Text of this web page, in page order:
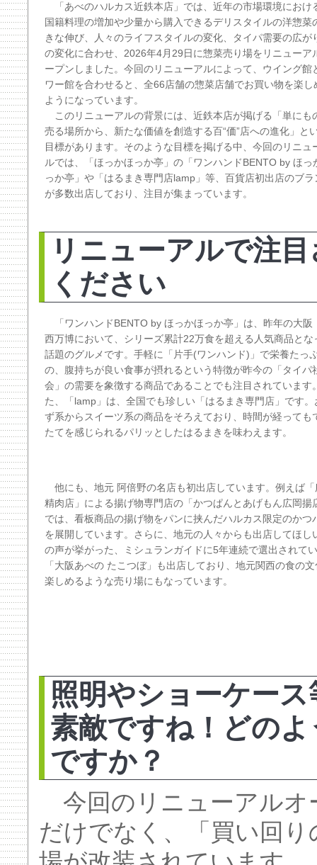
「あべのハルカス近鉄本店」では、近年の市場環境におけ
国籍料理の増加や少量から購入できるデリスタイルの洋惣菜
きな伸び、人々のライフスタイルの変化、タイパ需要の広が
の変化に合わせ、2026年4月29日に惣菜売り場をリニューア
ープンしました。今回のリニューアルによって、ウイング館
ワー館を合わせると、全66店舗の惣菜店舗でお買い物を楽し
ようになっています。
このリニューアルの背景には、近鉄本店が掲げる「単にも
売る場所から、新たな価値を創造する百“価”店への進化」と
目標があります。そのような目標を掲げる中、今回のリニュ
ルでは、「ほっかほっか亭」の「ワンハンドBENTO by ほっ
っか亭」や「はるまき専門店lamp」等、百貨店初出店のブラ
が多数出店しており、注目が集まっています。
リニューアルで注
ください
「ワンハンドBENTO by ほっかほっか亭」は、昨年の大阪
西万博において、シリーズ累計22万食を超える人気商品とな
話題のグルメです。手軽に「片手(ワンハンド)」で栄養たっ
の、腹持ちが良い食事が摂れるという特徴が昨今の「タイパ
会」の需要を象徴する商品であることでも注目されています
た、「lamp」は、全国でも珍しい「はるまき専門店」です。
ず系からスイーツ系の商品をそろえており、時間が経っても
たてを感じられるパリッとしたはるまきを味わえます。
他にも、地元 阿倍野の名店も初出店しています。例えば「
精肉店」による揚げ物専門店の「かつぱんとあげもん広岡揚
では、看板商品の揚げ物をパンに挟んだハルカス限定のかつ
を展開しています。さらに、地元の人々からも出店してほし
の声が挙がった、ミシュランガイドに5年連続で選出されて
「大阪あべの たこつぼ」も出店しており、地元関西の食の
楽しめるような売り場にもなっています。
照明やショーケー
素敵ですね！どの
ですか？
今回のリニューアルオ
だけでなく、「買い回